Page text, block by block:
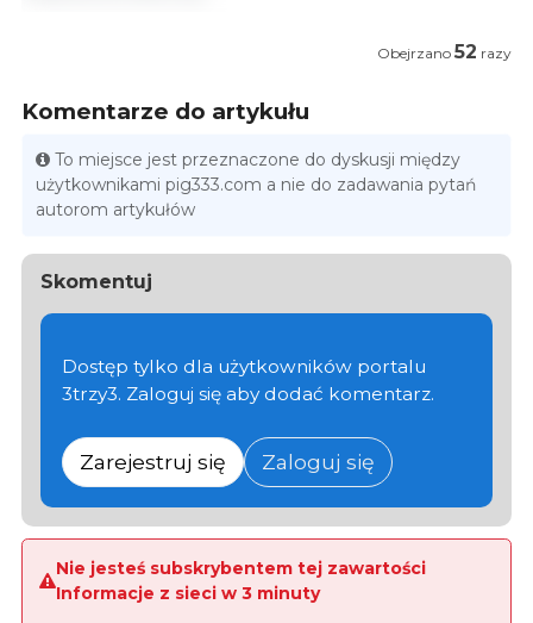
Obejrzano 52 razy
Komentarze do artykułu
To miejsce jest przeznaczone do dyskusji między
użytkownikami pig333.com a nie do zadawania pytań
autorom artykułów
Skomentuj
Dostęp tylko dla użytkowników portalu
3trzy3. Zaloguj się aby dodać komentarz.
Zarejestruj się Zaloguj się
Nie jesteś subskrybentem tej zawartości
Informacje z sieci w 3 minuty